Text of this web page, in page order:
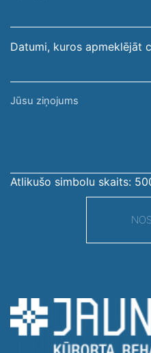
Datumi, kuros apmeklējāt
Jūsu
Atlikušo simbolu skaits: